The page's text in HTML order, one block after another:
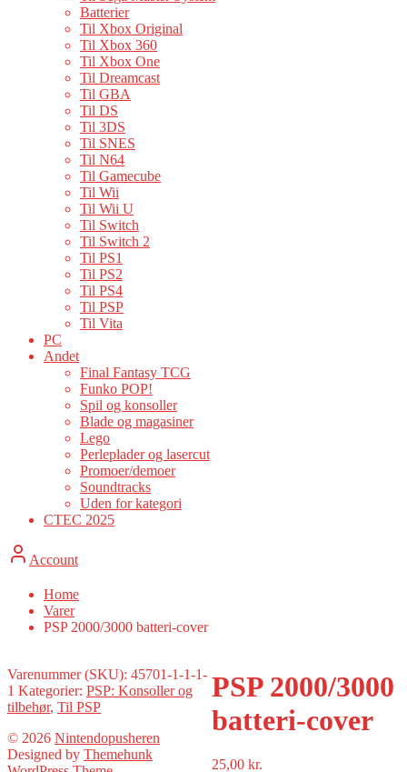
Batterier
Til Xbox Original
Til Xbox 360
Til Xbox One
Til Dreamcast
Til GBA
Til DS
Til 3DS
Til SNES
Til N64
Til Gamecube
Til Wii
Til Wii U
Til Switch
Til Switch 2
Til PS1
Til PS2
Til PS4
Til PSP
Til Vita
PC
Andet
Final Fantasy TCG
Funko POP!
Spil og konsoller
Blade og magasiner
Lego
Perleplader og lasercut
Promoer/demoer
Soundtracks
Uden for kategori
CTEC 2025
Account
Home
Varer
PSP 2000/3000 batteri-cover
PSP 2000/3000
batteri-cover
25,00 kr.
Varenummer (SKU): 45701-1-1-1-
1 Kategorier: PSP: Konsoller og
tilbehør, Til PSP
© 2026 Nintendopusheren
Designed by Themehunk